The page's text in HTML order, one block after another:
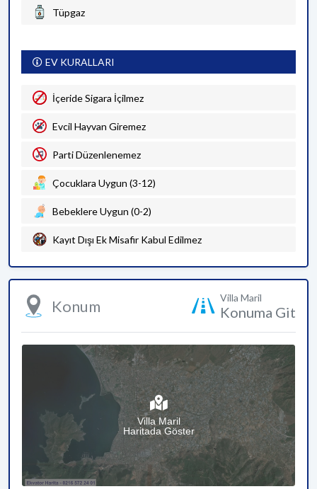
Tüpgaz
EV KURALLARI
İçeride Sigara İçilmez
Evcil Hayvan Giremez
Parti Düzenlenemez
Çocuklara Uygun (3-12)
Bebeklere Uygun (0-2)
Kayıt Dışı Ek Misafir Kabul Edilmez
Konum Villa Maril
Konuma Git
Villa Maril
Haritada Göster